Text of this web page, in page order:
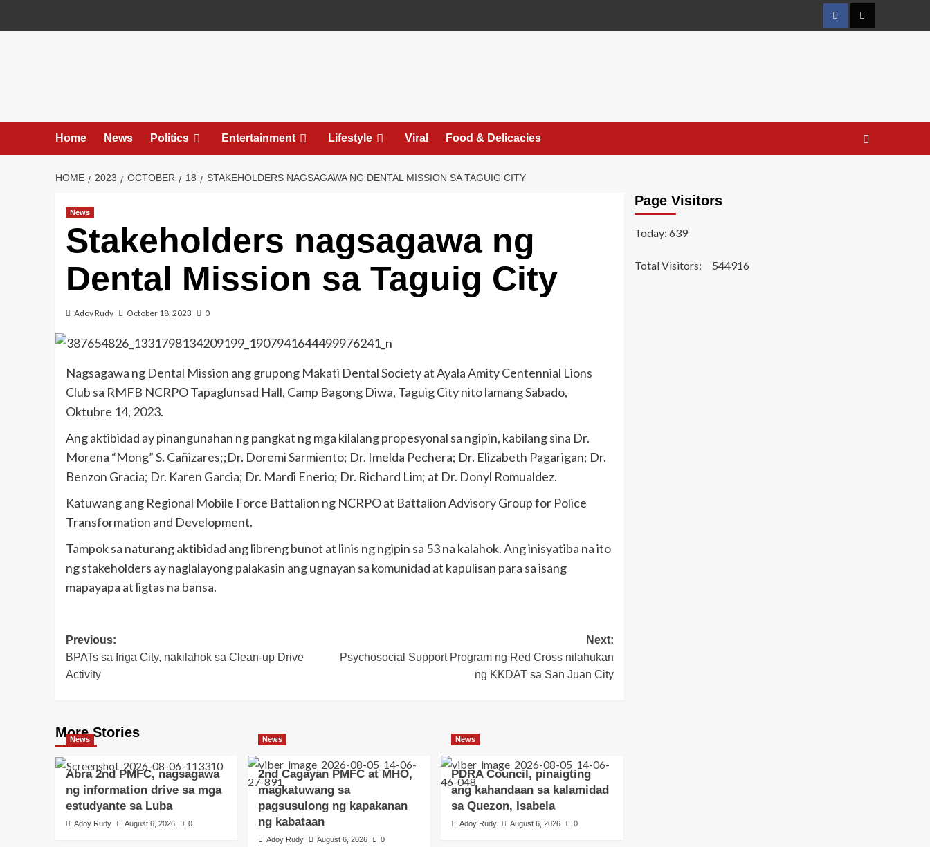
FacebookTwitter
Home News Politics Entertainment Lifestyle Viral Food & Delicacies
HOME 2023 OCTOBER 18 STAKEHOLDERS NAGSAGAWA NG DENTAL MISSION SA TAGUIG CITY
News
Stakeholders nagsagawa ng
Dental Mission sa Taguig City
Adoy Rudy October 18, 2023 0
Nagsagawa ng Dental Mission ang grupong Makati Dental Society at Ayala Amity Centennial Lions
Club sa RMFB NCRPO Tapaglunsad Hall, Camp Bagong Diwa, Taguig City nito lamang Sabado,
Oktubre 14, 2023.
Ang aktibidad ay pinangunahan ng pangkat ng mga kilalang propesyonal sa ngipin, kabilang sina Dr.
Morena “Mong” S. Cañizares;;Dr. Doremi Sarmiento; Dr. Imelda Pechera; Dr. Elizabeth Pagarigan; Dr.
Benzon Gracia; Dr. Karen Garcia; Dr. Mardi Enerio; Dr. Richard Lim; at Dr. Donyl Romualdez.
Katuwang ang Regional Mobile Force Battalion ng NCRPO at Battalion Advisory Group for Police
Transformation and Development.
Tampok sa naturang aktibidad ang libreng bunot at linis ng ngipin sa 53 na kalahok. Ang inisyatiba na ito
ng stakeholders ay naglalayong palakasin ang ugnayan sa komunidad at kapulisan para sa isang
mapayapa at ligtas na bansa.
Post
navigation
Previous:
BPATs sa Iriga City, nakilahok sa Clean-up Drive
Activity
Next:
Psychosocial Support Program ng Red Cross nilahukan
ng KKDAT sa San Juan City
More Stories
News
Abra 2nd PMFC, nagsagawa
ng information drive sa mga
estudyante sa Luba
Adoy Rudy August 6, 2026 0
News
2nd Cagayan PMFC at MHO,
magkatuwang sa
pagsusulong ng kapakanan
ng kabataan
Adoy Rudy August 6, 2026 0
News
PDRA Council, pinaigting
ang kahandaan sa kalamidad
sa Quezon, Isabela
Adoy Rudy August 6, 2026 0
Page Visitors
Today: 639
Total Visitors: 544916